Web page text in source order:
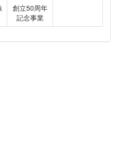
創立50周年
記念事業